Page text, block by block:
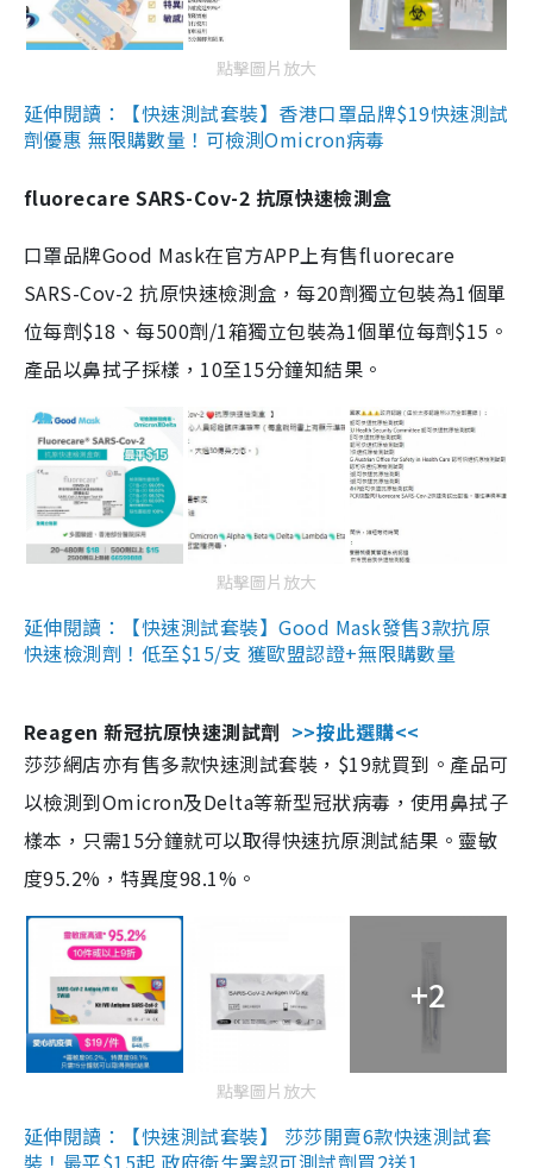
點擊圖片放大
延伸閱讀：【快速測試套裝】香港口罩品牌$19快速測試
劑優惠 無限購數量！可檢測Omicron病毒
fluorecare SARS-Cov-2 抗原快速檢測盒
口罩品牌Good Mask在官方APP上有售fluorecare
SARS-Cov-2 抗原快速檢測盒，每20劑獨立包裝為1個單
位每劑$18、每500劑/1箱獨立包裝為1個單位每劑$15。
產品以鼻拭子採樣，10至15分鐘知結果。
點擊圖片放大
延伸閱讀：【快速測試套裝】Good Mask發售3款抗原
快速檢測劑！低至$15/支 獲歐盟認證+無限購數量
Reagen 新冠抗原快速測試劑 >>按此選購<<
莎莎網店亦有售多款快速測試套裝，$19就買到。產品可
以檢測到Omicron及Delta等新型冠狀病毒，使用鼻拭子
樣本，只需15分鐘就可以取得快速抗原測試結果。靈敏
度95.2%，特異度98.1%。
+2
點擊圖片放大
延伸閱讀：【快速測試套裝】 莎莎開賣6款快速測試套
裝！最平$15起 政府衛生署認可測試劑買2送1